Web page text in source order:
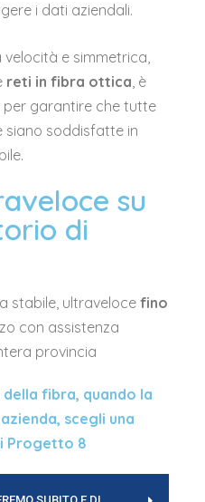
i dati aziendali.
e simmetrica,
reti in fibra ottica, è
per garantire che tutte
siano soddisfatte in
su
di
stabile, ultraveloce fino
con assistenza
provincia
fibra, quando la
scegli una
Progetto 8